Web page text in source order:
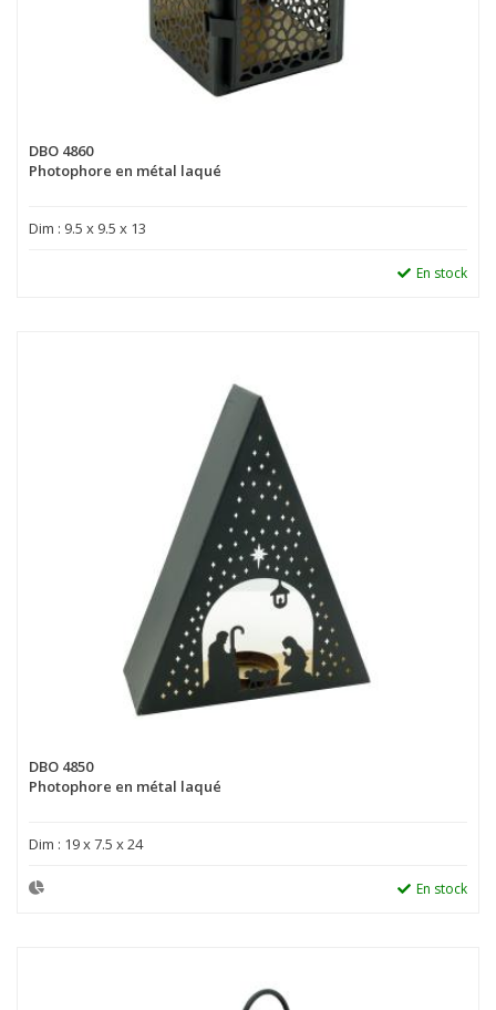
DBO 4860
Photophore en métal laqué
Dim : 9.5 x 9.5 x 13
En stock
DBO 4850
Photophore en métal laqué
Dim : 19 x 7.5 x 24
En stock